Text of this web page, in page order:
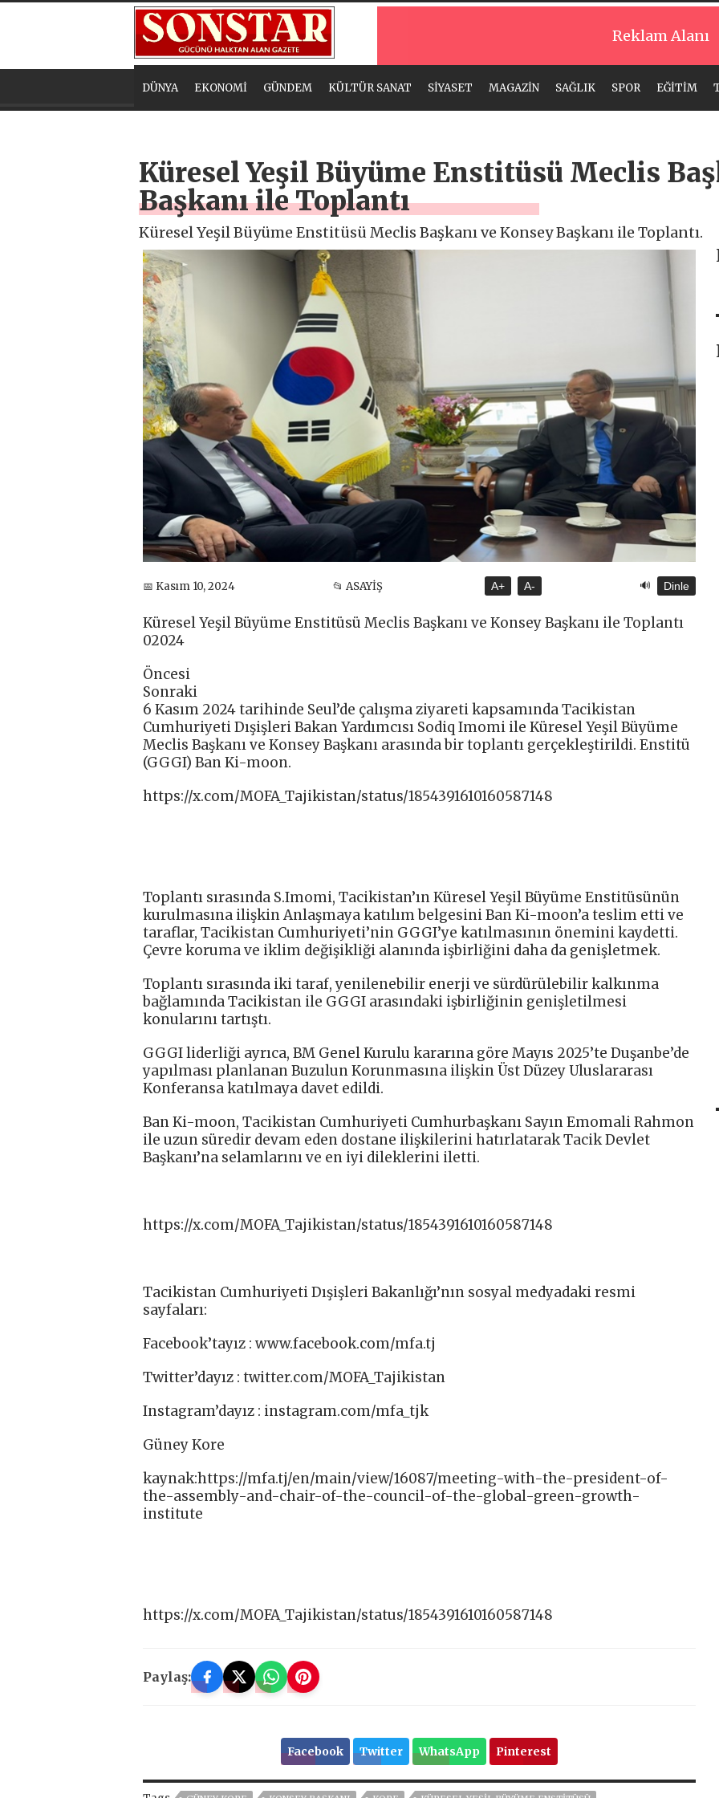
Reklam Alanı
DÜNYA EKONOMİ GÜNDEM KÜLTÜR SANAT SİYASET MAGAZİN SAĞLIK SPOR EĞİTİM
Küresel Yeşil Büyüme Enstitüsü Meclis
Başkanı ile Toplantı
Küresel Yeşil Büyüme Enstitüsü Meclis Başkanı ve Konsey Başkanı ile Toplantı.
📅 Kasım 10, 2024 📂 ASAYİŞ A+ A- 🔊 Dinle
Küresel Yeşil Büyüme Enstitüsü Meclis Başkanı ve Konsey Başkanı ile Toplantı
02024
Öncesi
Sonraki
6 Kasım 2024 tarihinde Seul’de çalışma ziyareti kapsamında Tacikistan
Cumhuriyeti Dışişleri Bakan Yardımcısı Sodiq Imomi ile Küresel Yeşil Büyüme
Meclis Başkanı ve Konsey Başkanı arasında bir toplantı gerçekleştirildi. Enstitü
(GGGI) Ban Ki-moon.
https://x.com/MOFA_Tajikistan/status/1854391610160587148
Toplantı sırasında S.Imomi, Tacikistan’ın Küresel Yeşil Büyüme Enstitüsünün
kurulmasına ilişkin Anlaşmaya katılım belgesini Ban Ki-moon’a teslim etti ve
taraflar, Tacikistan Cumhuriyeti’nin GGGI’ye katılmasının önemini kaydetti.
Çevre koruma ve iklim değişikliği alanında işbirliğini daha da genişletmek.
Toplantı sırasında iki taraf, yenilenebilir enerji ve sürdürülebilir kalkınma
bağlamında Tacikistan ile GGGI arasındaki işbirliğinin genişletilmesi
konularını tartıştı.
GGGI liderliği ayrıca, BM Genel Kurulu kararına göre Mayıs 2025’te Duşanbe’de
yapılması planlanan Buzulun Korunmasına ilişkin Üst Düzey Uluslararası
Konferansa katılmaya davet edildi.
Ban Ki-moon, Tacikistan Cumhuriyeti Cumhurbaşkanı Sayın Emomali Rahmon
ile uzun süredir devam eden dostane ilişkilerini hatırlatarak Tacik Devlet
Başkanı’na selamlarını ve en iyi dileklerini iletti.
https://x.com/MOFA_Tajikistan/status/1854391610160587148
Tacikistan Cumhuriyeti Dışişleri Bakanlığı’nın sosyal medyadaki resmi
sayfaları:
Facebook’tayız : www.facebook.com/mfa.tj​
Twitter’dayız : twitter.com/MOFA_Tajikistan​
Instagram’dayız : instagram.com/mfa_tjk​
Güney Kore
kaynak:https://mfa.tj/en/main/view/16087/meeting-with-the-president-of-
the-assembly-and-chair-of-the-council-of-the-global-green-growth-
institute
https://x.com/MOFA_Tajikistan/status/1854391610160587148
Paylaş:
Facebook Twitter WhatsApp Pinterest